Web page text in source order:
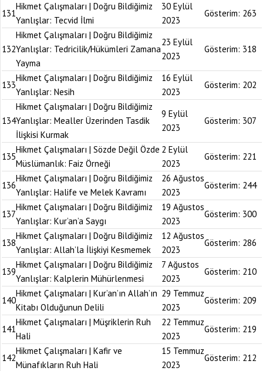
131
Hikmet Çalışmaları | Doğru Bildiğimiz
Yanlışlar: Tecvid İlmi
30 Eylül
2023
Gösterim: 263
132
Hikmet Çalışmaları | Doğru Bildiğimiz
Yanlışlar: Tedricilik/Hükümleri Zamana
Yayma
23 Eylül
2023
Gösterim: 318
133
Hikmet Çalışmaları | Doğru Bildiğimiz
Yanlışlar: Nesih
16 Eylül
2023
Gösterim: 202
134
Hikmet Çalışmaları | Doğru Bildiğimiz
Yanlışlar: Mealler Üzerinden Tasdik
İlişkisi Kurmak
9 Eylül
2023
Gösterim: 307
135
Hikmet Çalışmaları | Sözde Değil Özde
Müslümanlık: Faiz Örneği
2 Eylül
2023
Gösterim: 221
136
Hikmet Çalışmaları | Doğru Bildiğimiz
Yanlışlar: Halife ve Melek Kavramı
26 Ağustos
2023
Gösterim: 244
137
Hikmet Çalışmaları | Doğru Bildiğimiz
Yanlışlar: Kur’an’a Saygı
19 Ağustos
2023
Gösterim: 300
138
Hikmet Çalışmaları | Doğru Bildiğimiz
Yanlışlar: Allah’la İlişkiyi Kesmemek
12 Ağustos
2023
Gösterim: 286
139
Hikmet Çalışmaları | Doğru Bildiğimiz
Yanlışlar: Kalplerin Mühürlenmesi
7 Ağustos
2023
Gösterim: 210
140
Hikmet Çalışmaları | Kur’an’ın Allah’ın
Kitabı Olduğunun Delili
29 Temmuz
2023
Gösterim: 209
141
Hikmet Çalışmaları | Müşriklerin Ruh
Hali
22 Temmuz
2023
Gösterim: 219
142
Hikmet Çalışmaları | Kafir ve
Münafıkların Ruh Hali
15 Temmuz
2023
Gösterim: 212